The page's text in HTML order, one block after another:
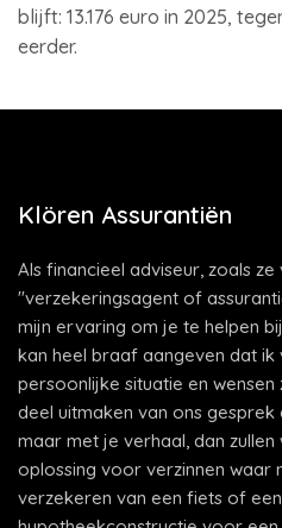
blijft: 13.176 euro in 2025,
eerder.
Klören Assurantiën
Als financieel adviseur, zoals
"verzekeringsagent of
mijn ervaring om je te helpen
kan heel braaf aangeven dat ik
persoonlijke situatie en
deel uitmaken van ons
maar met je verhaal, dan
oplossing voor verzinnen waar
verzekeren van een fiets of